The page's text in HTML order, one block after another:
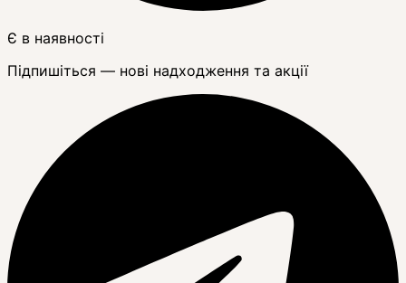
Є в наявності
Підпишіться — нові надходження та акції